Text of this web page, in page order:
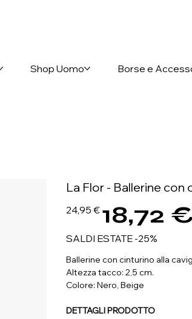
Shop Uomo Borse e
La Flor - Ballerine con
Prezzo
originale
24,95 €
Prezzo
scontato
18,72
SALDI ESTATE -25%
Ballerine con cinturino alla
Altezza tacco: 2,5 cm.
Colore: Nero, Beige
DETTAGLI PRODOTTO